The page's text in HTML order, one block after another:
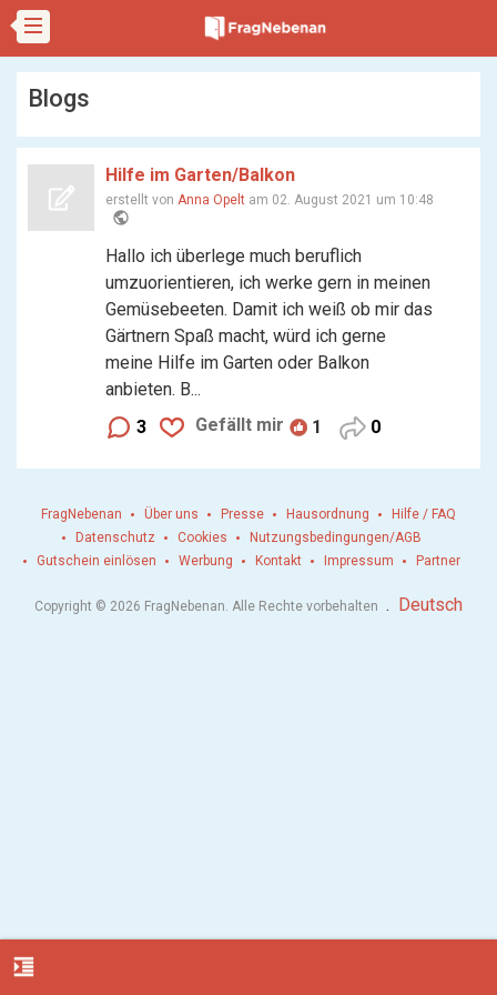
Blogs
Hilfe im Garten/Balkon
erstellt von Anna Opelt am 02. August 2021 um 10:48
public
Hallo ich überlege much beruflich
umzuorientieren, ich werke gern in meinen
Gemüsebeeten. Damit ich weiß ob mir das
Gärtnern Spaß macht, würd ich gerne
meine Hilfe im Garten oder Balkon
anbieten. B...
3
Gefällt mir 1 0
format_indent_increase
FragNebenan Über uns Presse Hausordnung
Hilfe / FAQ
Datenschutz
Cookies
Nutzungsbedingungen/AGB
Gutschein einlösen
Werbung Kontakt Impressum Partner
Copyright © 2026 FragNebenan. Alle Rechte vorbehalten . Deutsch